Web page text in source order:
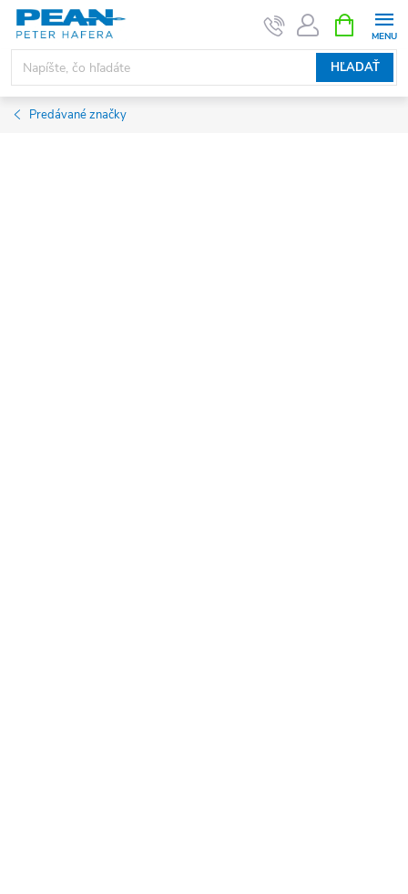
Prejsť
obsah
HĽADAŤ
KOŠÍK
Predávané značky